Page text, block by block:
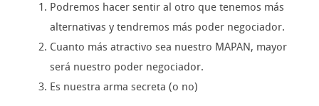
Podremos hacer sentir al otro que tenemos más
alternativas y tendremos más poder negociador.
Cuanto más atractivo sea nuestro MAPAN, mayor
será nuestro poder negociador.
Es nuestra arma secreta (o no)